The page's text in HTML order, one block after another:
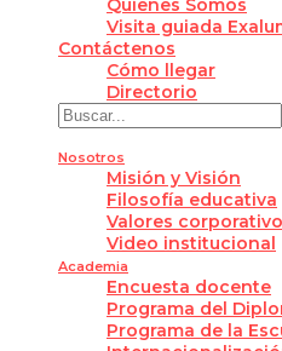
Quienes Somos
Visita guiada
Contáctenos
Cómo llegar
Directorio
Nosotros
Misión y Visión
Filosofía educativa
Valores
Video institucional
Academia
Encuesta docente
Programa del
Programa de la